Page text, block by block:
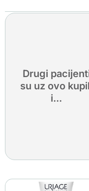
Drugi
su uz ovo
i...